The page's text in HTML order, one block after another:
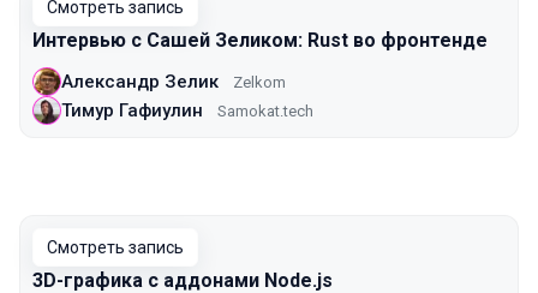
Смотреть запись
Интервью с Сашей Зеликом: Rust во фронтенде
Александр Зелик Zelkom
Тимур Гафиулин Samokat.tech
Смотреть запись
3D-графика с аддонами Node.js